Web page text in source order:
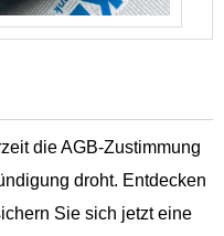
die AGB-Zustimmung
droht. Entdecken
Sie sich jetzt eine